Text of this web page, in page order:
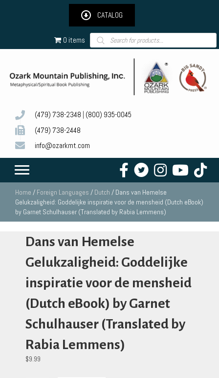
CATALOG
0 items Products
search
(479) 738-2348 (800) 935-0045
(479) 738-2448
info@ozarkmt.com
Home / Foreign Languages / Dutch / Dans van Hemelse
Gelukzaligheid: Goddelijke inspiratie voor de mensheid (Dutch eBook)
by Garnet Schulhauser (Translated by Rabia Lemmens)
Dans van Hemelse
Gelukzaligheid: Goddelijke
inspiratie voor de mensheid
(Dutch eBook) by Garnet
Schulhauser (Translated by
Rabia Lemmens)
$9.99